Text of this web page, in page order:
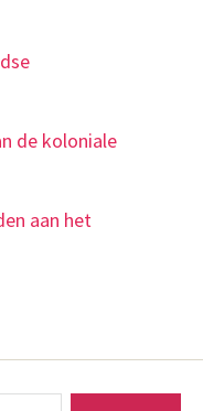
de koloniale
aan het